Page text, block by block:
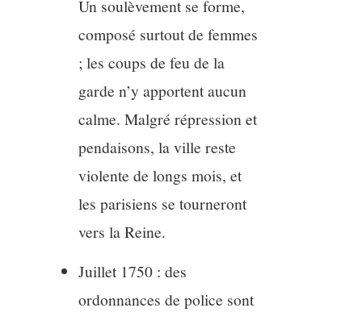
Un soulèvement se forme,
composé surtout de femmes
; les coups de feu de la
garde n’y apportent aucun
calme. Malgré répression et
pendaisons, la ville reste
violente de longs mois, et
les parisiens se tourneront
vers la Reine.
Juillet 1750 : des
ordonnances de police sont